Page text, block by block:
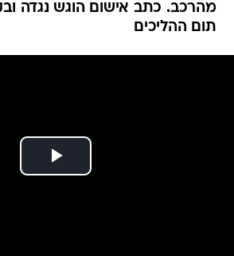
מהרכב. כתב אישום הוגש נגדה
תום ההליכים